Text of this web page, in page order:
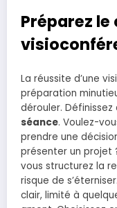
Préparez le
La réussite d’une
préparation
dérouler.
séance. Voulez-
prendre une
présenter un projet
vous structurez la
risque de
clair, limité à